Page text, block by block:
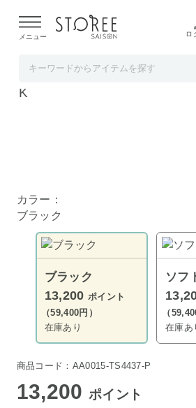
よる配送遅延が発生しております。
メニュー ロ
SONOS Sonos Ace ブラッ
K
カラー：
ブラック
ブラック
13,200ポイント
（59,400円）
在庫あり
ソフ
（
在庫あ
商品コード：AA0015-TS4437-P
13,200ポイント